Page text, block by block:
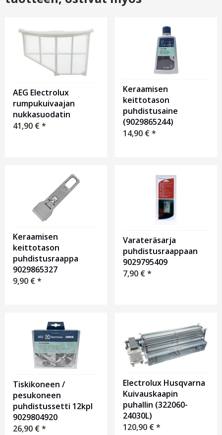
AEG Electrolux
rumpukuivaajan
nukkasuodatin
41,90 €*
Keraamisen
keittotason
puhdistusaine
(9029865244)
14,90 €*
Keraamisen
keittotason
puhdistusraappa
9029865327
9,90 €*
Varateräsarja
puhdistusraappaan
9029795409
7,90 €*
Tiskikoneen /
pesukoneen
puhdistussetti 12kpl
9029804920
26,90 €*
Electrolux Husqvarna
Kuivauskaapin
puhallin (322060-
24030L)
120,90 €*